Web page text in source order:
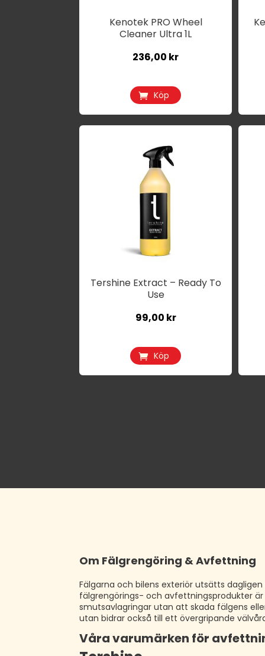
Kenotek PRO Wheel
Cleaner Ultra 1L
236,00 kr
Köp
Tershine Extract – Ready To
Use
99,00 kr
Köp
Om Fälgrengöring & Avfettning
Fälgarna och bilens exteriör utsätts
fälgrengörings- och avfettningsprodukter
smutsavlagringar utan att skada fälgens
utan bidrar också till ett övergripande
Våra varumärken för